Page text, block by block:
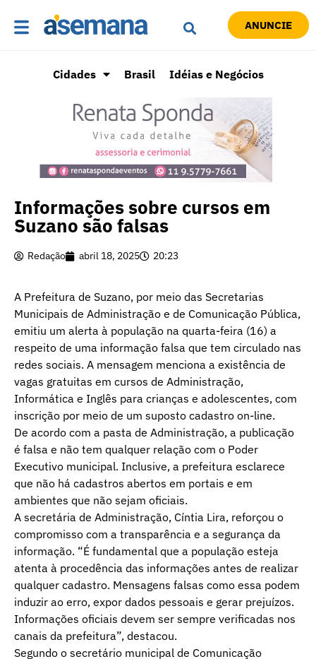
ANUNCIE
Cidades Brasil Idéias e Negócios
Informações sobre cursos em
Suzano são falsas
Redação abril 18, 2025 20:23
A Prefeitura de Suzano, por meio das Secretarias
Municipais de Administração e de Comunicação Pública,
emitiu um alerta à população na quarta-feira (16) a
respeito de uma informação falsa que tem circulado nas
redes sociais. A mensagem menciona a existência de
vagas gratuitas em cursos de Administração,
Informática e Inglês para crianças e adolescentes, com
inscrição por meio de um suposto cadastro on-line.
De acordo com a pasta de Administração, a publicação
é falsa e não tem qualquer relação com o Poder
Executivo municipal. Inclusive, a prefeitura esclarece
que não há cadastros abertos em portais e em
ambientes que não sejam oficiais.
A secretária de Administração, Cíntia Lira, reforçou o
compromisso com a transparência e a segurança da
informação. “É fundamental que a população esteja
atenta à procedência das informações antes de realizar
qualquer cadastro. Mensagens falsas como essa podem
induzir ao erro, expor dados pessoais e gerar prejuízos.
Informações oficiais devem ser sempre verificadas nos
canais da prefeitura”, destacou.
Segundo o secretário municipal de Comunicação